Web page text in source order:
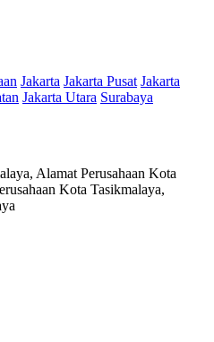
Jakarta Jakarta Pusat Jakarta
Jakarta Utara Surabaya
Alamat Perusahaan Kota
Kota Tasikmalaya,